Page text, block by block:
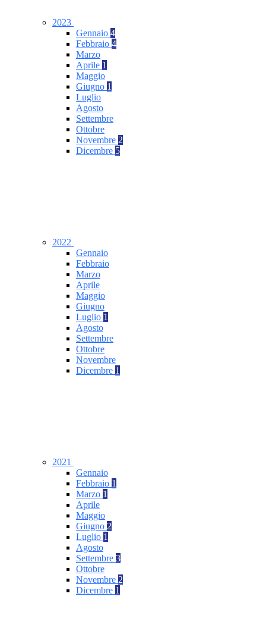
2023
Gennaio 4
Febbraio 4
Marzo
Aprile 1
Maggio
Giugno 1
Luglio
Agosto
Settembre
Ottobre
Novembre 2
Dicembre 5
2022
Gennaio
Febbraio
Marzo
Aprile
Maggio
Giugno
Luglio 1
Agosto
Settembre
Ottobre
Novembre
Dicembre 1
2021
Gennaio
Febbraio 1
Marzo 1
Aprile
Maggio
Giugno 2
Luglio 1
Agosto
Settembre 3
Ottobre
Novembre 2
Dicembre 1